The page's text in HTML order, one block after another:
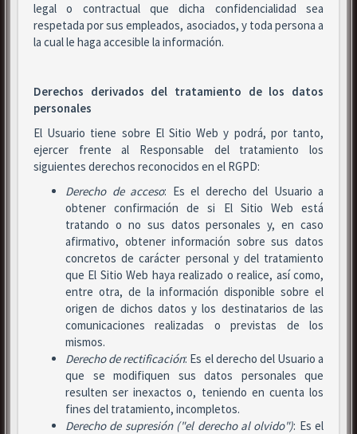
legal o contractual que dicha confidencialidad sea
respetada por sus empleados, asociados, y toda persona a
la cual le haga accesible la información.
Derechos derivados del tratamiento de los datos
personales
El Usuario tiene sobre El Sitio Web y podrá, por tanto,
ejercer frente al Responsable del tratamiento los
siguientes derechos reconocidos en el RGPD:
Derecho de acceso: Es el derecho del Usuario a
obtener confirmación de si El Sitio Web está
tratando o no sus datos personales y, en caso
afirmativo, obtener información sobre sus datos
concretos de carácter personal y del tratamiento
que El Sitio Web haya realizado o realice, así como,
entre otra, de la información disponible sobre el
origen de dichos datos y los destinatarios de las
comunicaciones realizadas o previstas de los
mismos.
Derecho de rectificación: Es el derecho del Usuario a
que se modifiquen sus datos personales que
resulten ser inexactos o, teniendo en cuenta los
fines del tratamiento, incompletos.
Derecho de supresión ("el derecho al olvido"): Es el